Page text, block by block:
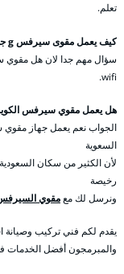
تعلم.
كيف يعمل مقوى سيرفس g جى؟
سؤال مهم جدا لان هل مقوي
wifi.
هل يعمل مقوي سيرفس
الجواب نعم يعمل جهاز مقوي
السعوية
لأن الكثير من سكان
رخيصة
ونرسل لك معمقوي
يقدم لكم فني تركيب وصيانة
والمبرمجون أفضل